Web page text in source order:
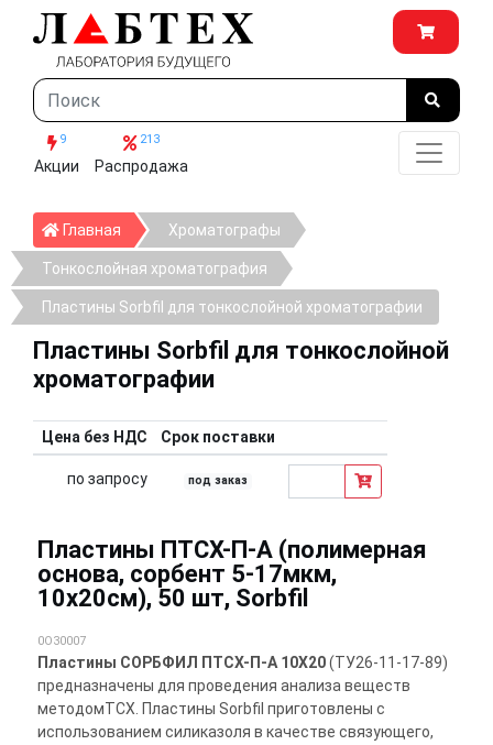
9
Акции
213
Распродажа
Главная ГлавнаяХроматографы
Тонкослойная хроматография
Пластины Sorbfil для тонкослойной хроматографии
Пластины Sorbfil для тонкослойной
хроматографии
Цена без НДС Срок поставки
по запросу под заказ
Пластины ПТСХ-П-А (полимерная
основа, сорбент 5-17мкм,
10х20см), 50 шт, Sorbfil
0O30007
Пластины СОРБФИЛ ПТСХ-П-А 10Х20(ТУ26-11-17-89)
предназначены для проведения анализа веществ
методомТСХ. Пластины Sorbfil приготовлены с
использованием силиказоля в качестве связующего,